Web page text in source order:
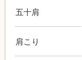
五十肩
肩こり